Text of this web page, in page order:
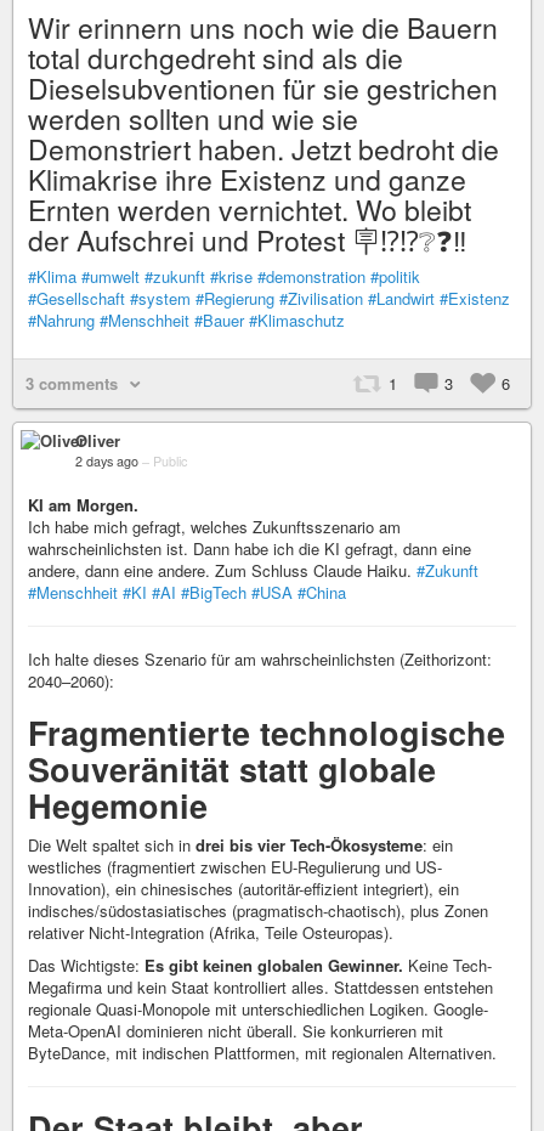
Wir erinnern uns noch wie die Bauern
total durchgedreht sind als die
Dieselsubventionen für sie gestrichen
werden sollten und wie sie
Demonstriert haben. Jetzt bedroht die
Klimakrise ihre Existenz und ganze
Ernten werden vernichtet. Wo bleibt
der Aufschrei und Protest 🪧⁉️⁉️❔❓‼️
#Klima #umwelt #zukunft #krise #demonstration #politik
#Gesellschaft #system #Regierung #Zivilisation #Landwirt #Existenz
#Nahrung #Menschheit #Bauer #Klimaschutz
3 comments 1 3 6
Oliver
2 days ago – Public
KI am Morgen.
Ich habe mich gefragt, welches Zukunftsszenario am
wahrscheinlichsten ist. Dann habe ich die KI gefragt, dann eine
andere, dann eine andere. Zum Schluss Claude Haiku. #Zukunft
#Menschheit #KI #AI #BigTech #USA #China
Ich halte dieses Szenario für am wahrscheinlichsten (Zeithorizont:
2040–2060):
Fragmentierte technologische
Souveränität statt globale
Hegemonie
Die Welt spaltet sich in drei bis vier Tech-Ökosysteme: ein
westliches (fragmentiert zwischen EU-Regulierung und US-
Innovation), ein chinesisches (autoritär-effizient integriert), ein
indisches/südostasiatisches (pragmatisch-chaotisch), plus Zonen
relativer Nicht-Integration (Afrika, Teile Osteuropas).
Das Wichtigste: Es gibt keinen globalen Gewinner. Keine Tech-
Megafirma und kein Staat kontrolliert alles. Stattdessen entstehen
regionale Quasi-Monopole mit unterschiedlichen Logiken. Google-
Meta-OpenAI dominieren nicht überall. Sie konkurrieren mit
ByteDance, mit indischen Plattformen, mit regionalen Alternativen.